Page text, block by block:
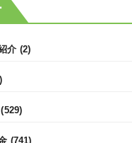
介 (2)
(529)
(741)